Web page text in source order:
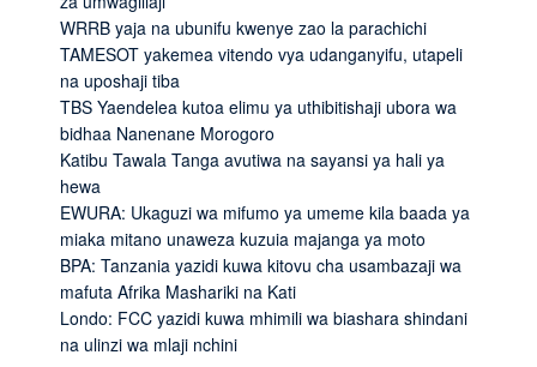
WRRB yaja na ubunifu kwenye zao la parachichi
TAMESOT yakemea vitendo vya udanganyifu, utapeli
na uposhaji tiba
TBS Yaendelea kutoa elimu ya uthibitishaji ubora wa
bidhaa Nanenane Morogoro
Katibu Tawala Tanga avutiwa na sayansi ya hali ya
hewa
EWURA: Ukaguzi wa mifumo ya umeme kila baada ya
miaka mitano unaweza kuzuia majanga ya moto
BPA: Tanzania yazidi kuwa kitovu cha usambazaji wa
mafuta Afrika Mashariki na Kati
Londo: FCC yazidi kuwa mhimili wa biashara shindani
na ulinzi wa mlaji nchini